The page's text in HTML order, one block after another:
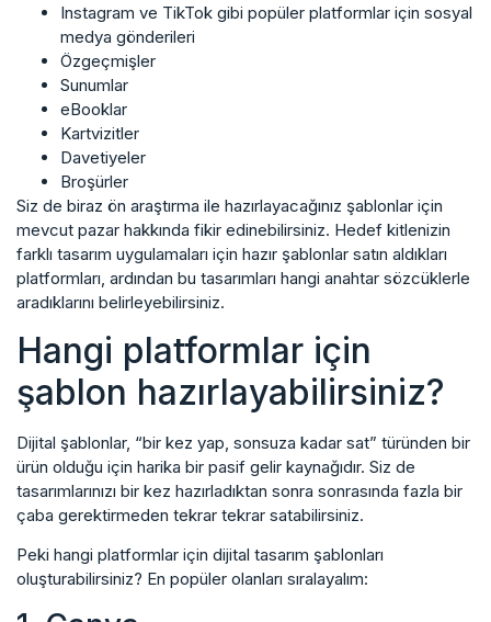
Instagram ve TikTok gibi popüler platformlar için sosyal
medya gönderileri
Özgeçmişler
Sunumlar
eBooklar
Kartvizitler
Davetiyeler
Broşürler
Siz de biraz ön araştırma ile hazırlayacağınız şablonlar için
mevcut pazar hakkında fikir edinebilirsiniz. Hedef kitlenizin
farklı tasarım uygulamaları için hazır şablonlar satın aldıkları
platformları, ardından bu tasarımları hangi anahtar sözcüklerle
aradıklarını belirleyebilirsiniz.
Hangi platformlar için
şablon hazırlayabilirsiniz?
Dijital şablonlar, “bir kez yap, sonsuza kadar sat” türünden bir
ürün olduğu için harika bir pasif gelir kaynağıdır. Siz de
tasarımlarınızı bir kez hazırladıktan sonra sonrasında fazla bir
çaba gerektirmeden tekrar tekrar satabilirsiniz.
Peki hangi platformlar için dijital tasarım şablonları
oluşturabilirsiniz? En popüler olanları sıralayalım: